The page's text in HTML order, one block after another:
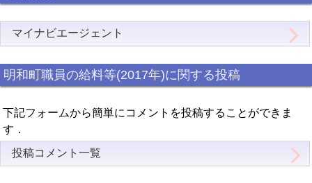
マイナビエージェント
明和町職員の給料等(2017年)に関する投稿
下記フォームから簡単にコメントを投稿することができま
す．
投稿コメント一覧